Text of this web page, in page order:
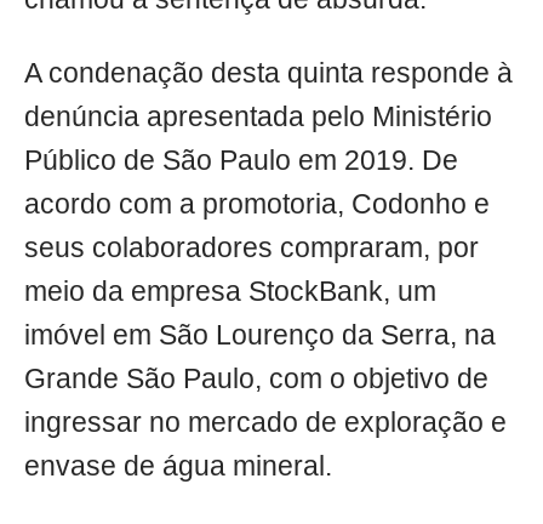
A condenação desta quinta responde à
denúncia apresentada pelo Ministério
Público de São Paulo em 2019. De
acordo com a promotoria, Codonho e
seus colaboradores compraram, por
meio da empresa StockBank, um
imóvel em São Lourenço da Serra, na
Grande São Paulo, com o objetivo de
ingressar no mercado de exploração e
envase de água mineral.